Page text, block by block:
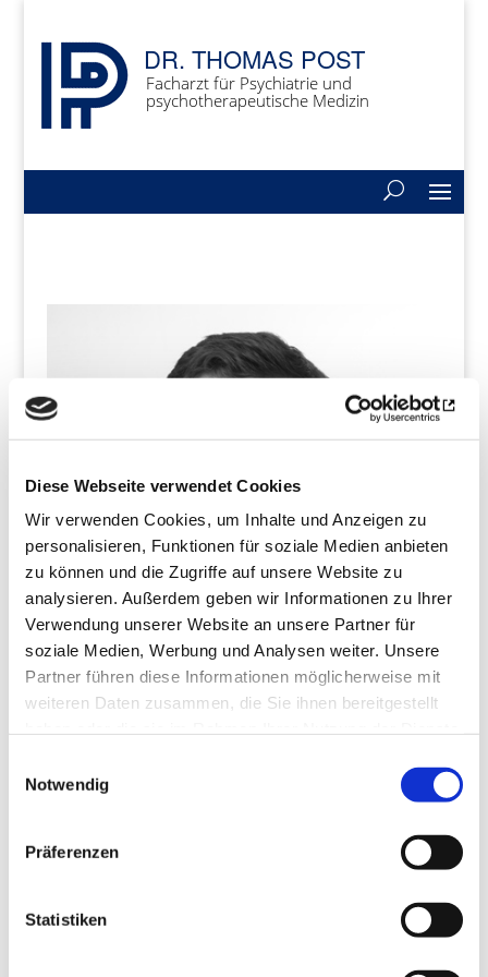
Diese Webseite verwendet Cookies
Wir verwenden Cookies, um Inhalte und Anzeigen zu
personalisieren, Funktionen für soziale Medien anbieten
zu können und die Zugriffe auf unsere Website zu
analysieren. Außerdem geben wir Informationen zu Ihrer
Verwendung unserer Website an unsere Partner für
soziale Medien, Werbung und Analysen weiter. Unsere
Partner führen diese Informationen möglicherweise mit
weiteren Daten zusammen, die Sie ihnen bereitgestellt
Notwendig
Präferenzen
Statistiken
DR. THOMAS POST
Facharzt für Psychiatrie und
psychotherapeutische Medizin
DR. THOMAS POST
ÖÄK-Fortbildungsdiplom
Seit 2017 in Gemeinschaftspraxis mit dem Internisten
Dr. Christian Koppelstätter in Innsbruck und Dr. Helmuth